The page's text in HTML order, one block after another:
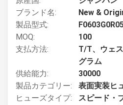
ブランド名:
New &
製品型式:
MOQ:
100
支払方法:
T/T、ウェ
グラム
供給能力:
30000
製品カテゴリー:
表面実装ヒ
ヒューズタイプ:
スピード・